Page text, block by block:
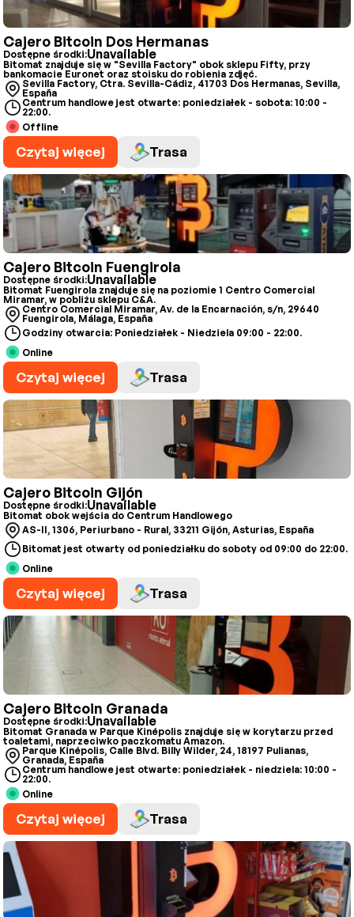
Cajero Bitcoin Dos Hermanas
Dostępne środki:Unavailable
Bitomat znajduje się w "Sevilla Factory" obok sklepu Fifty, przy
bankomacie Euronet oraz stoisku do robienia zdjęć.
Sevilla Factory, Ctra. Sevilla-Cádiz, 41703 Dos Hermanas, Sevilla,
España
Centrum handlowe jest otwarte: poniedziałek - sobota: 10:00 -
22:00.
Offline
Czytaj więcej Trasa
Cajero Bitcoin Fuengirola
Dostępne środki:Unavailable
Bitomat Fuengirola znajduje się na poziomie 1 Centro Comercial
Miramar, w pobliżu sklepu C&A.
Centro Comercial Miramar, Av. de la Encarnación, s/n, 29640
Fuengirola, Málaga, España
Godziny otwarcia: Poniedziałek - Niedziela 09:00 - 22:00.
Online
Czytaj więcej Trasa
Cajero Bitcoin Gijón
Dostępne środki:Unavailable
Bitomat obok wejścia do Centrum Handlowego
AS-II, 1306, Periurbano - Rural, 33211 Gijón, Asturias, España
Bitomat jest otwarty od poniedziałku do soboty od 09:00 do 22:00.
Online
Czytaj więcej Trasa
Cajero Bitcoin Granada
Dostępne środki:Unavailable
Bitomat Granada w Parque Kinépolis znajduje się w korytarzu przed
toaletami, naprzeciwko paczkomatu Amazon.
Parque Kinépolis, Calle Blvd. Billy Wilder, 24, 18197 Pulianas,
Granada, España
Centrum handlowe jest otwarte: poniedziałek - niedziela: 10:00 -
22:00.
Online
Czytaj więcej Trasa